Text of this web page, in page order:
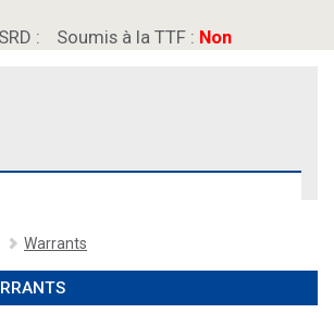
: Soumis à la TTF : Non
Warrants